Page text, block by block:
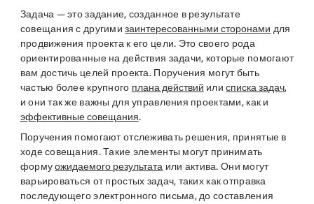
Задача — это задание, созданное в результате
совещания с другимизаинтересованными сторонами для
продвижения проекта к его цели. Это своего рода
ориентированные на действия задачи, которые помогают
вам достичь целей проекта. Поручения могут быть
частью более крупного плана действий илисписка задач,
и они так же важны для управления проектами, как и
эффективные совещания.
Поручения помогают отслеживать решения, принятые в
ходе совещания. Такие элементы могут принимать
формуожидаемого результата или актива. Они могут
варьироваться от простых задач, таких как отправка
последующего электронного письма, до составления